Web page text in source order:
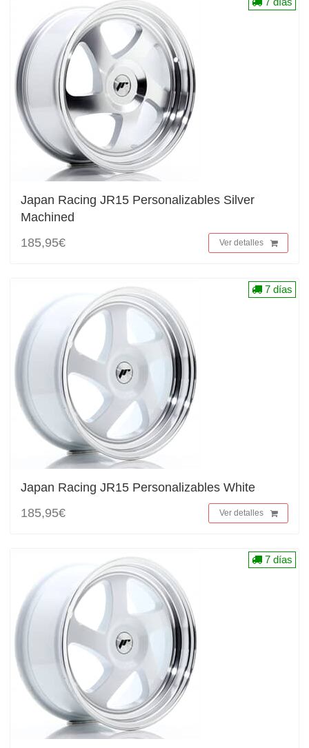
Japan Racing JR15 Personalizables Silver
Machined
185,95€
Ver detalles
Japan Racing JR15 Personalizables White
185,95€
Ver detalles
7 días
7 días